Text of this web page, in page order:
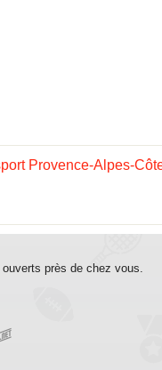
Provence-Alpes-
près de chez vous.